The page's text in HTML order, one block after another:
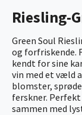
Riesling-
Green Soul
og forfriskende.
kendt for sine
vin med et væld
blomster,
ferskner.
sammen med